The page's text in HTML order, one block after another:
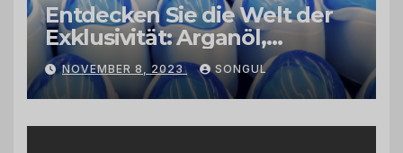
Entdecken Sie die Welt der
Exklusivität: Arganöl,
Kaktusfeigenkernöl und
Schwarzkümmelöl von
vertrauenswürdigen
Großhändlern und Anbietern
NOVEMBER 8, 2023 SONGUL